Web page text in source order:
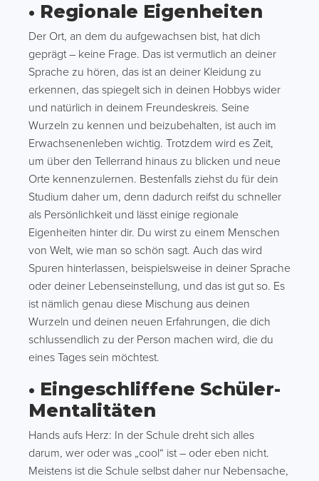
• Regionale Eigenheiten
Der Ort, an dem du aufgewachsen bist, hat dich
geprägt – keine Frage. Das ist vermutlich an deiner
Sprache zu hören, das ist an deiner Kleidung zu
erkennen, das spiegelt sich in deinen Hobbys wider
und natürlich in deinem Freundeskreis. Seine
Wurzeln zu kennen und beizubehalten, ist auch im
Erwachsenenleben wichtig. Trotzdem wird es Zeit,
um über den Tellerrand hinaus zu blicken und neue
Orte kennenzulernen. Bestenfalls ziehst du für dein
Studium daher um, denn dadurch reifst du schneller
als Persönlichkeit und lässt einige regionale
Eigenheiten hinter dir. Du wirst zu einem Menschen
von Welt, wie man so schön sagt. Auch das wird
Spuren hinterlassen, beispielsweise in deiner Sprache
oder deiner Lebenseinstellung, und das ist gut so. Es
ist nämlich genau diese Mischung aus deinen
Wurzeln und deinen neuen Erfahrungen, die dich
schlussendlich zu der Person machen wird, die du
eines Tages sein möchtest.
• Eingeschliffene Schüler-
Mentalitäten
Hands aufs Herz: In der Schule dreht sich alles
darum, wer oder was „cool“ ist – oder eben nicht.
Meistens ist die Schule selbst daher nur Nebensache,